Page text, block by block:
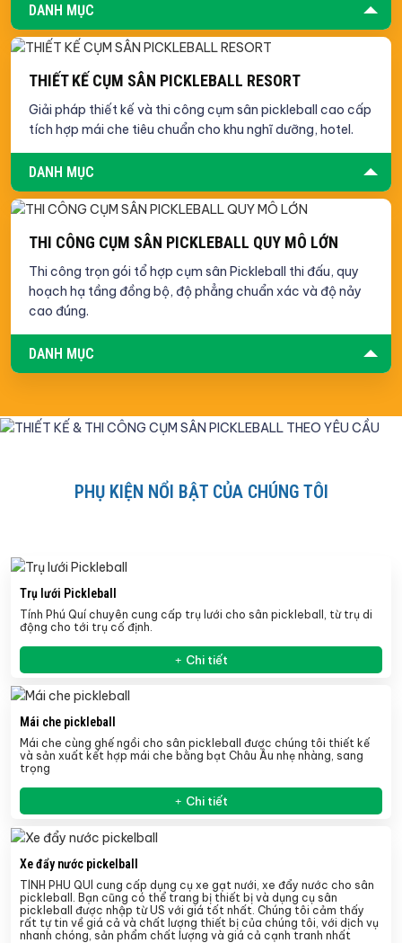
DANH MỤC
THIẾT KẾ CỤM SÂN PICKLEBALL RESORT
Giải pháp thiết kế và thi công cụm sân pickleball cao cấp
DANH MỤC
THI CÔNG CỤM SÂN PICKLEBALL QUY MÔ LỚN
Thi công trọn gói tổ hợp cụm sân Pickleball thi đấu, quy
hoạch hạ tầng đồng bộ, độ phẳng chuẩn xác và độ nảy
cao đúng.
DANH MỤC
PHỤ KIỆN NỔI BẬT CỦA CHÚNG TÔI
Trụ lưới Pickleball
Tính Phú Quí chuyên cung cấp trụ lưới cho sân pickleball, từ trụ di
động cho tới trụ cố định.
Chi tiết
Mái che pickleball
Mái che cùng ghế ngồi cho sân pickleball được chúng tôi thiết kế
và sản xuất kết hợp mái che bằng bạt Châu Âu nhẹ nhàng, sang
trọng
Chi tiết
Xe đẩy nước pickelball
TÍNH PHÚ QUÍ cung cấp dụng cụ xe gạt nưới, xe đẩy nước cho sân
pickleball. Bạn cũng có thể trang bị thiết bị và dụng cụ sân
pickleball được nhập từ US với giá tốt nhất. Chúng tôi cảm thấy
rất tự tin về giá cả và chất lượng thiết bị của chúng tôi, với dịch vụ
nhanh chóng, sản phẩm chất lượng và giá cả cạnh tranh nhất